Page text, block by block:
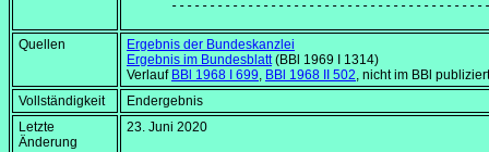
Quellen
Ergebnis der Bundeskanzlei
Ergebnis im Bundesblatt(BBl 1969 I 1314)
Verlauf BBl 1968 I 699, BBl 1968 II 502, nicht im BBl publiziert
Vollständigkeit
Endergebnis
Letzte
Änderung
23. Juni 2020